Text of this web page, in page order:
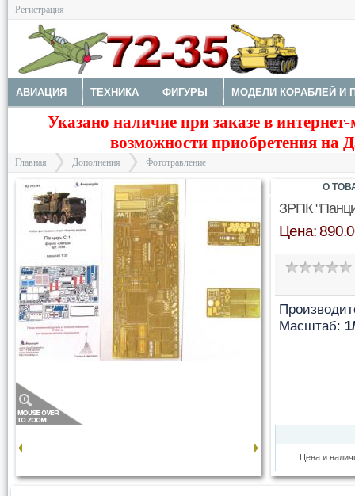
Регистрация
АВИАЦИЯ ТЕХНИКА ФИГУРЫ МОДЕЛИ КОРАБЛЕЙ И
ДОПОЛНЕНИЯ ДЕКАЛИ КОЛЕСА НАБОРЫ
КРАСКИ И ИНСТРУМЕНТЫ
Указано наличие при заказе в
возможности приобретения на
Главная
>
Дополнения
>
Фототравление
ЗРПК
Цена:
Масштаб:
Цена и
О